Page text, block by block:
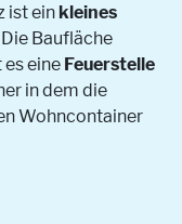
ist einkleines
Baufläche
eine Feuerstelle
in dem die
Wohncontainer